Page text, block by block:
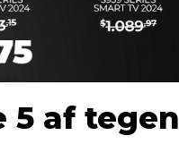
5 af tegen